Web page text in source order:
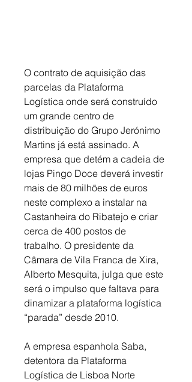
O contrato de aquisição das
parcelas da Plataforma
Logística onde será construído
um grande centro de
distribuição do Grupo Jerónimo
Martins já está assinado. A
empresa que detém a cadeia de
lojas Pingo Doce deverá investir
mais de 80 milhões de euros
neste complexo a instalar na
Castanheira do Ribatejo e criar
cerca de 400 postos de
trabalho. O presidente da
Câmara de Vila Franca de Xira,
Alberto Mesquita, julga que este
será o impulso que faltava para
dinamizar a plataforma logística
“parada” desde 2010.
A empresa espanhola Saba,
detentora da Plataforma
Logística de Lisboa Norte